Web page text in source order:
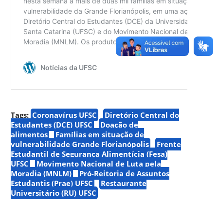
Tags: Coronavírus UFSC
Diretório Central do
Estudantes (DCE) UFSC
Doação de
alimentos
Famílias em situação de
vulnerabilidade Grande Florianópolis
Frente
Estudantil de Segurança Alimentícia (Fesa)
UFSC
Movimento Nacional de Luta pela
Moradia (MNLM)
Pró-Reitoria de Assuntos
Estudantis (Prae) UFSC
Restaurante
Universitário (RU) UFSC